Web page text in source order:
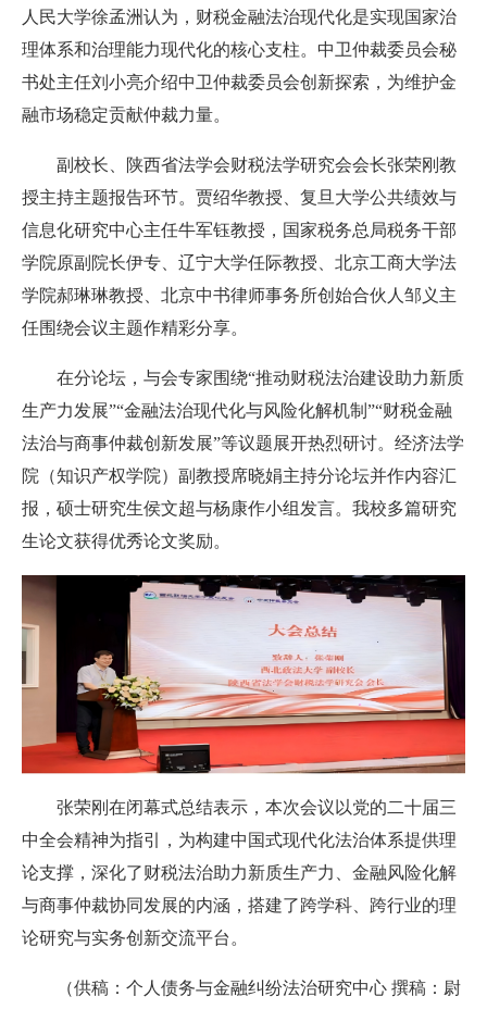
人民大学徐孟洲认为，财税金融法治现代化是实现国家治
理体系和治理能力现代化的核心支柱。中卫仲裁委员会秘
书处主任刘小亮介绍中卫仲裁委员会创新探索，为维护金
融市场稳定贡献仲裁力量。
副校长、陕西省法学会财税法学研究会会长张荣刚教
授主持主题报告环节。贾绍华教授、复旦大学公共绩效与
信息化研究中心主任牛军钰教授，国家税务总局税务干部
学院原副院长伊专、辽宁大学任际教授、北京工商大学法
学院郝琳琳教授、北京中书律师事务所创始合伙人邹义主
任围绕会议主题作精彩分享。
在分论坛，与会专家围绕“推动财税法治建设助力新质
生产力发展”“金融法治现代化与风险化解机制”“财税金融
法治与商事仲裁创新发展”等议题展开热烈研讨。经济法学
院（知识产权学院）副教授席晓娟主持分论坛并作内容汇
报，硕士研究生侯文超与杨康作小组发言。我校多篇研究
生论文获得优秀论文奖励。
张荣刚在闭幕式总结表示，本次会议以党的二十届三
中全会精神为指引，为构建中国式现代化法治体系提供理
论支撑，深化了财税法治助力新质生产力、金融风险化解
与商事仲裁协同发展的内涵，搭建了跨学科、跨行业的理
论研究与实务创新交流平台。
（供稿：个人债务与金融纠纷法治研究中心 撰稿：尉